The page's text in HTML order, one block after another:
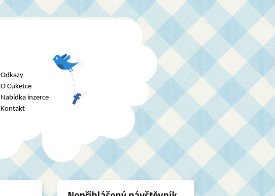
Odkazy
O Cuketce
Nabídka inzerce
Kontakt